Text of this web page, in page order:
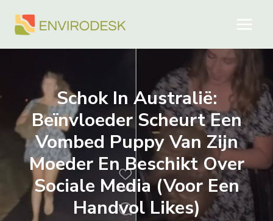
naar
Schok In Australië:
Beïnvloeder Scheurt Een
Vombed Puppy Van Zijn
Moeder En Beschikt Over
Sociale Media (voor Een
Handvol Likes)